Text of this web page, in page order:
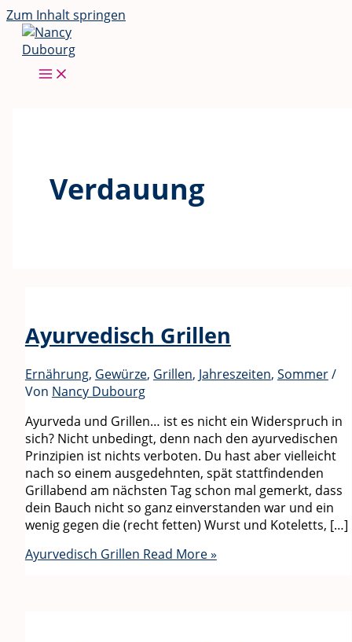
Zum Inhalt springen
Verdauung
Ayurvedisch Grillen
Ernährung, Gewürze, Grillen, Jahreszeiten, Sommer/
Von Nancy Dubourg
Ayurveda und Grillen… ist es nicht ein Widerspruch in
sich? Nicht unbedingt, denn nach den ayurvedischen
Prinzipien ist nichts verboten. Du hast aber vielleicht
nach so einem ausgedehnten, spät stattfindenden
Grillabend am nächsten Tag schon mal gemerkt, dass
dein Bauch nicht so ganz einverstanden war und ein
wenig gegen die (recht fetten) Wurst und Koteletts, […]
Ayurvedisch Grillen Read More »